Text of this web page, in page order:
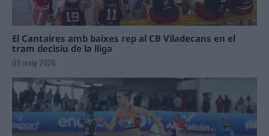
El Cantaires amb baixes rep al CB Viladecans en el
tram decisiu de la lliga
09 maig 2026